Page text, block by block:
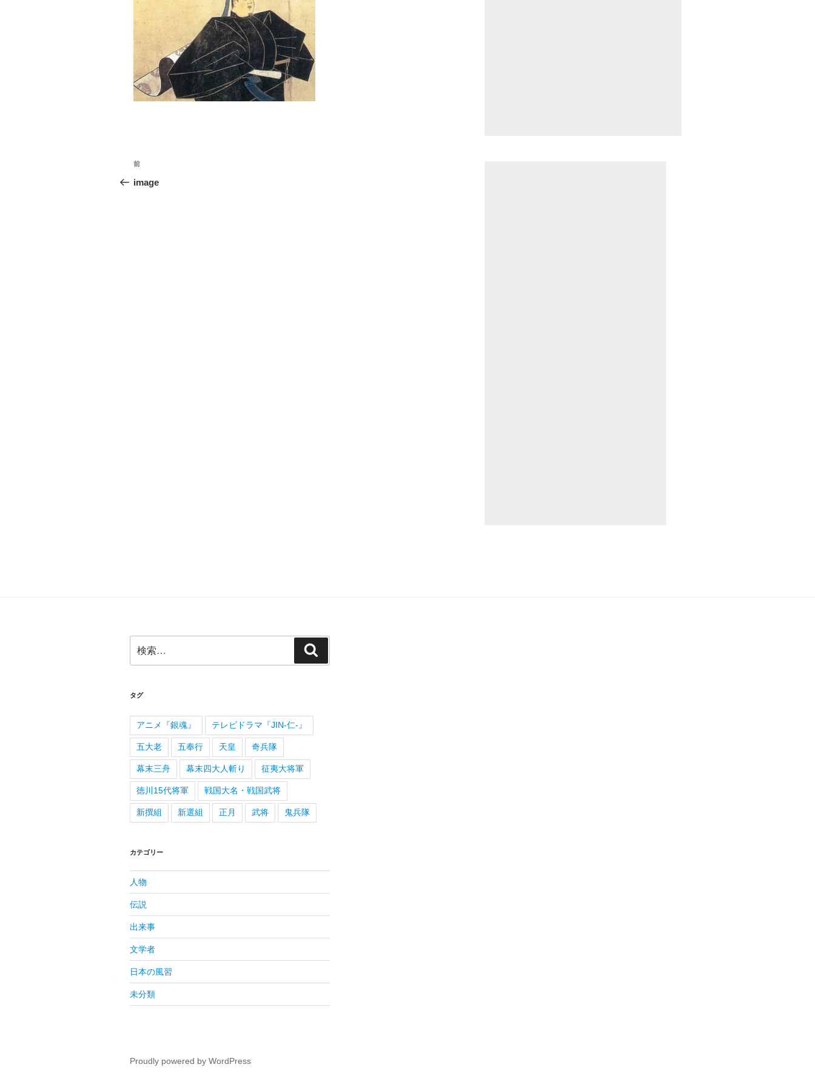
投
稿
前
の
前
image
索:
索
タグ
アニメ『銀魂』 テレビドラマ『JIN-仁-』
五大老 五奉行 天皇 奇兵隊
幕末三舟 幕末四大人斬り 征夷大将軍
徳川15代将軍 戦国大名・戦国武将
新撰組 新選組 正月 武将 鬼兵隊
カテゴリー
人物
伝説
出来事
文学者
日本の風習
未分類
Proudly powered by WordPress